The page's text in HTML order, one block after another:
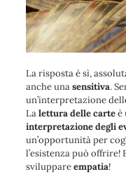
La risposta è sì,
anche unasensitiva.
un’interpretazione
Lalettura delle carteè
interpretazione degli
un’opportunità per
l’esistenza può offrire!
sviluppareempatia!